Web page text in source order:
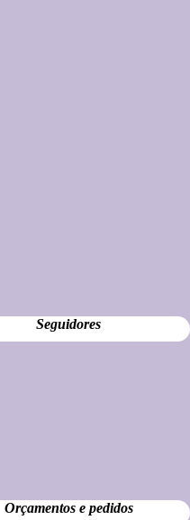
Seguidores
Orçamentos e pedidos